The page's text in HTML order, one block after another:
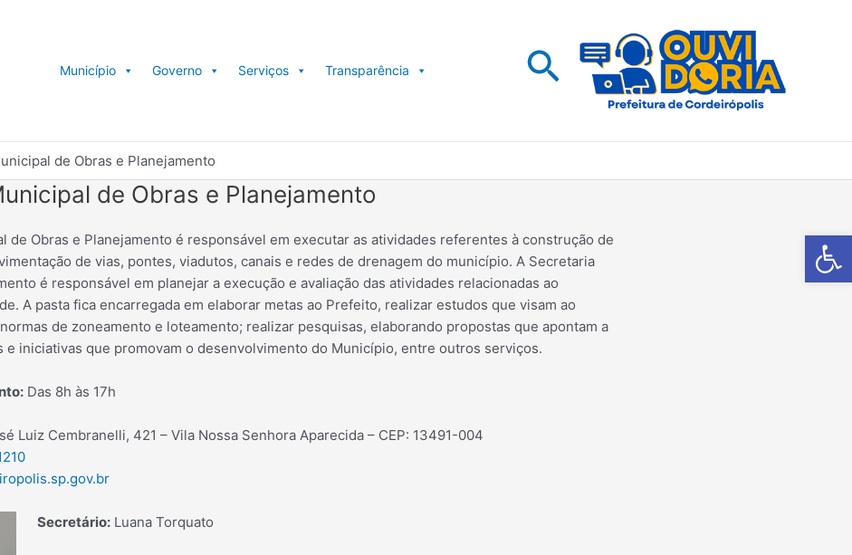
Barra de
Município Governo Serviços Transparência Pesquisar
de Obras e Planejamento
de Obras e Planejamento
de Obras e Planejamento é responsável em executar as atividades referentes à construção de
de vias, pontes, viadutos, canais e redes de drenagem do município. A Secretaria
é responsável em planejar a execução e avaliação das atividades relacionadas ao
A pasta fica encarregada em elaborar metas ao Prefeito, realizar estudos que visam ao
de zoneamento e loteamento; realizar pesquisas, elaborando propostas que apontam a
e iniciativas que promovam o desenvolvimento do Município, entre outros serviços.
Das 8h às 17h
Luiz Cembranelli, 421 – Vila Nossa Senhora Aparecida – CEP: 13491-004
Secretário:Luana Torquato